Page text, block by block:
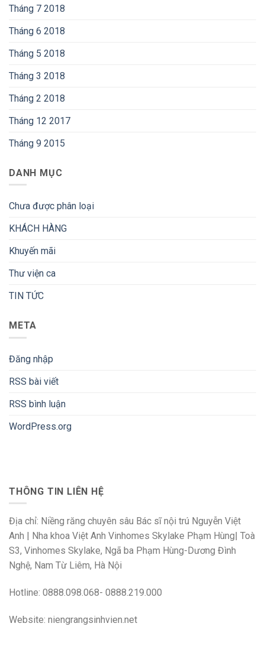
Tháng 7 2018
Tháng 6 2018
Tháng 5 2018
Tháng 3 2018
Tháng 2 2018
Tháng 12 2017
Tháng 9 2015
DANH MỤC
Chưa được phân loại
KHÁCH HÀNG
Khuyến mãi
Thư viện ca
TIN TỨC
META
Đăng nhập
RSS bài viết
RSS bình luận
WordPress.org
THÔNG TIN LIÊN HỆ
Địa chỉ: Niềng răng chuyên sâu Bác sĩ nội trú Nguyễn Việt
Anh | Nha khoa Việt Anh Vinhomes Skylake Phạm Hùng| Toà
S3, Vinhomes Skylake, Ngã ba Phạm Hùng-Dương Đình
Nghệ, Nam Từ Liêm, Hà Nội
Hotline: 0888.098.068- 0888.219.000
Website: niengrangsinhvien.net